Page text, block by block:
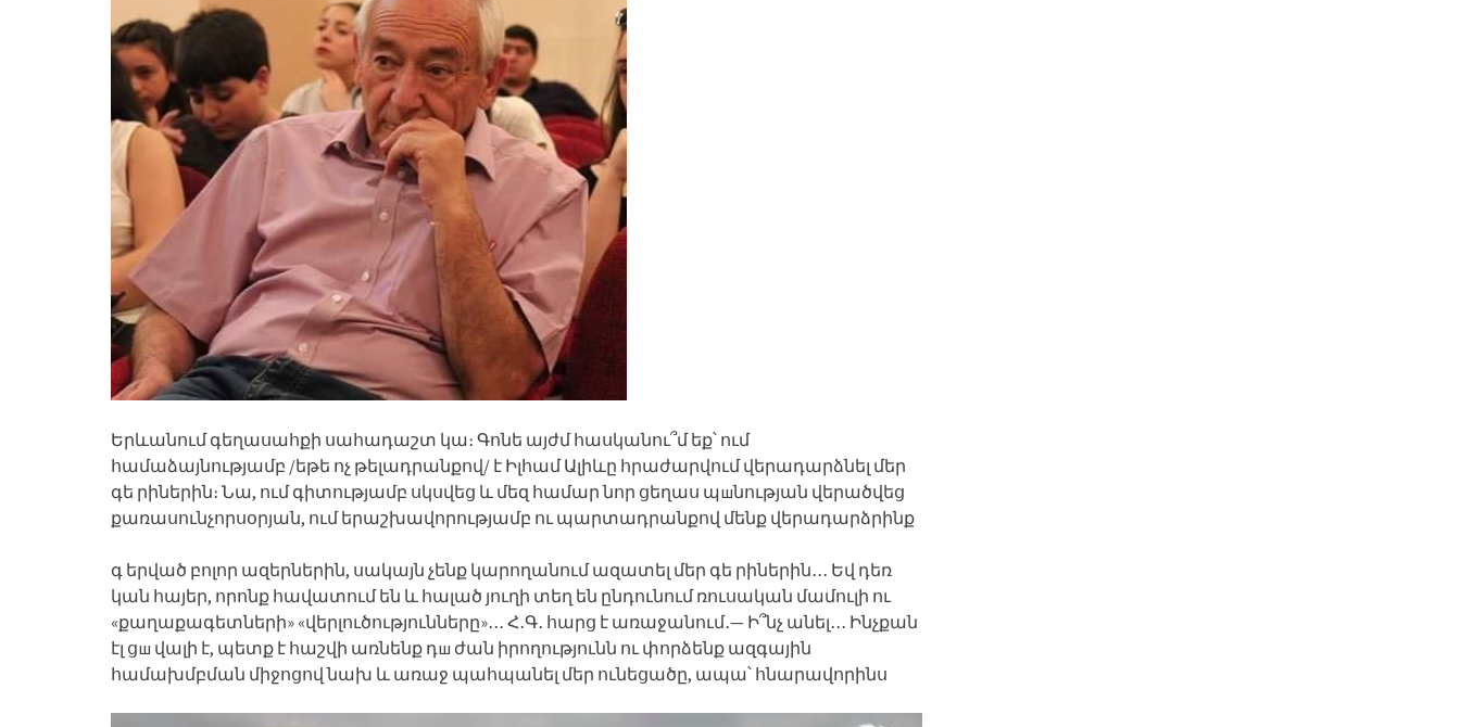
Երևանում գեղասահքի սահադաշտ կա։ Գոնե այժմ հասկանու՞մ եք՝ ում
համաձայնությամբ /եթե ոչ թելադրանքով/ է Իլհամ Ալիևը հրաժարվում վերադարձնել մեր
գե րիներին։ Նա, ում գիտությամբ սկսվեց և մեզ համար նոր ցեղաս պшնության վերածվեց
քառասունչորսօրյան, ում երաշխավորությամբ ու պարտադրանքով մենք վերադարձրինք
գ երված բոլոր ազերներին, սակայն չենք կարողանում ազատել մեր գե րիներին․․․ Եվ դեռ
կան հայեր, որոնք հավատում են և հալած յուղի տեղ են ընդունում ռուսական մամուլի ու
«քաղաքագետների» «վերլուծությունները»․․․ Հ․Գ․ հարց է առաջանում․— Ի՞նչ անել․․․ Ինչքան
էլ ցш վալի է, պետք է հաշվի առնենք դш ժան իրողությունն ու փորձենք ազգային
համախմբման միջոցով նախ և առաջ պահպանել մեր ունեցածը, ապա՝ հնարավորինս